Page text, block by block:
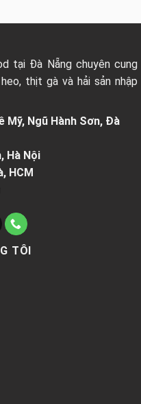
tại Đà Nẵng chuyên cung
thịt gà và hải sản nhập
Mỹ, Ngũ Hành Sơn, Đà
Hà Nội
HCM
TÔI